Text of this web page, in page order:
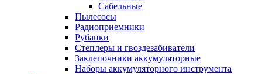
Сабельные
Пылесосы
Радиоприемники
Рубанки
Степлеры и гвоздезабиватели
Заклепочники аккумуляторные
Наборы аккумуляторного инструмента